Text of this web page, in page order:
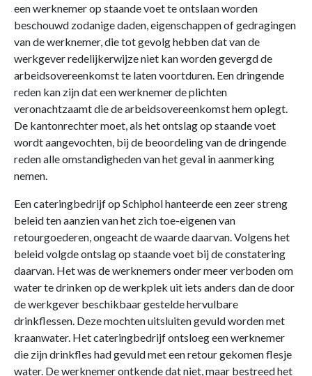
een werknemer op staande voet te ontslaan worden
beschouwd zodanige daden, eigenschappen of gedragingen
van de werknemer, die tot gevolg hebben dat van de
werkgever redelijkerwijze niet kan worden gevergd de
arbeidsovereenkomst te laten voortduren. Een dringende
reden kan zijn dat een werknemer de plichten
veronachtzaamt die de arbeidsovereenkomst hem oplegt.
De kantonrechter moet, als het ontslag op staande voet
wordt aangevochten, bij de beoordeling van de dringende
reden alle omstandigheden van het geval in aanmerking
nemen.
Een cateringbedrijf op Schiphol hanteerde een zeer streng
beleid ten aanzien van het zich toe-eigenen van
retourgoederen, ongeacht de waarde daarvan. Volgens het
beleid volgde ontslag op staande voet bij de constatering
daarvan. Het was de werknemers onder meer verboden om
water te drinken op de werkplek uit iets anders dan de door
de werkgever beschikbaar gestelde hervulbare
drinkflessen. Deze mochten uitsluiten gevuld worden met
kraanwater. Het cateringbedrijf ontsloeg een werknemer
die zijn drinkfles had gevuld met een retour gekomen flesje
water. De werknemer ontkende dat niet, maar bestreed het